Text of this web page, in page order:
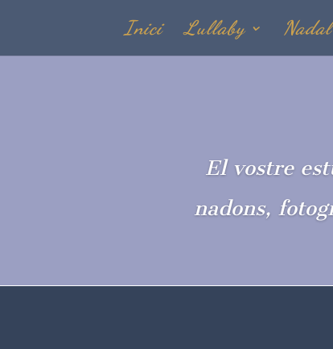
Inici Lullaby Nadal
El vostre
nadons,